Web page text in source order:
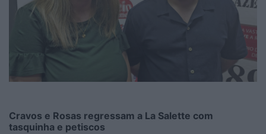
Cravos e Rosas regressam a La Salette com
tasquinha e petiscos